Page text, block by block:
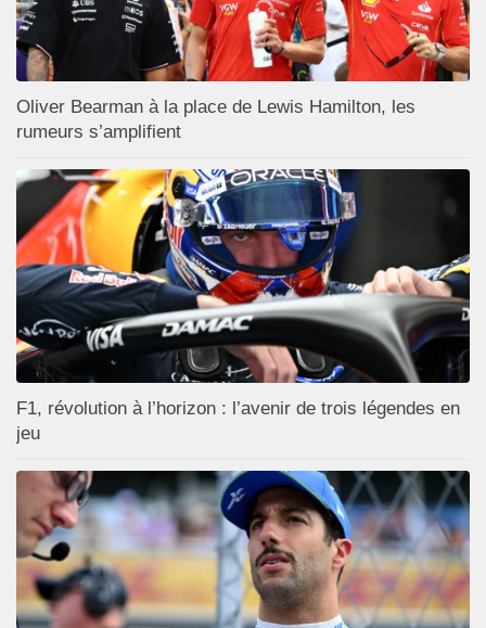
Oliver Bearman à la place de Lewis Hamilton, les
rumeurs s’amplifient
F1, révolution à l’horizon : l’avenir de trois légendes en
jeu